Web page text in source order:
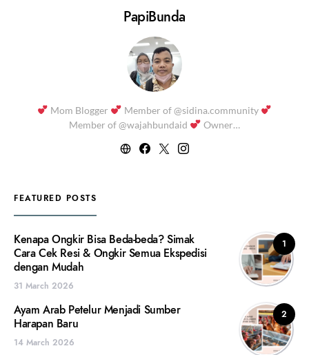
PapiBunda
Mom Blogger
Member of @sidina.community
Member of @wajahbundaid
Owner…
FEATURED POSTS
1
Kenapa Ongkir Bisa Beda-beda? Simak
Cara Cek Resi & Ongkir Semua Ekspedisi
dengan Mudah
31 March 2026
2
Ayam Arab Petelur Menjadi Sumber
Harapan Baru
14 March 2026